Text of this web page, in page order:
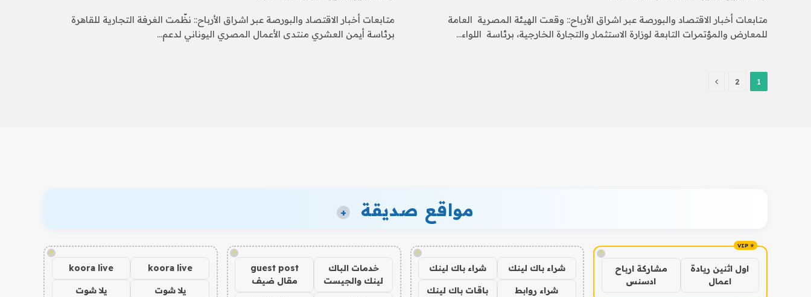
متابعات أخبار الاقتصاد والبورصة عبر اشراق الأرباح:: وقعت الهيئة المصرية العامة
للمعارض والمؤتمرات التابعة لوزارة الاستثمار والتجارة الخارجية، برئاسة اللواء…
متابعات أخبار الاقتصاد والبورصة عبر اشراق الأرباح:: نظّمت الغرفة التجارية للقاهرة
برئاسة أيمن العشري منتدى الأعمال المصري اليوناني لدعم…
1
2 التالي
مواقع صديقة +
!
اول اثنين ريادة
اعمال
مشاركة ارباح
ادسنس
!
شراء باك لينك شراء باك لينك
شراء روابط
باقات باك لينك
!
خدمات الباك
لينك والجيست
guest post
مقال ضيف
!
koora live
koora live
يلا شوت يلا شوت